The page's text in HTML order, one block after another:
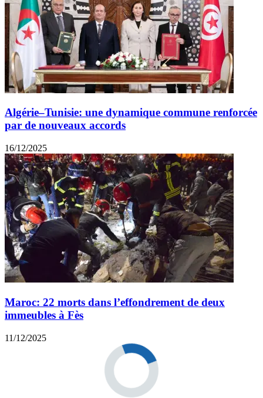
Algérie–Tunisie: une dynamique commune renforcée
par de nouveaux accords
16/12/2025
Maroc: 22 morts dans l’effondrement de deux
immeubles à Fès
11/12/2025